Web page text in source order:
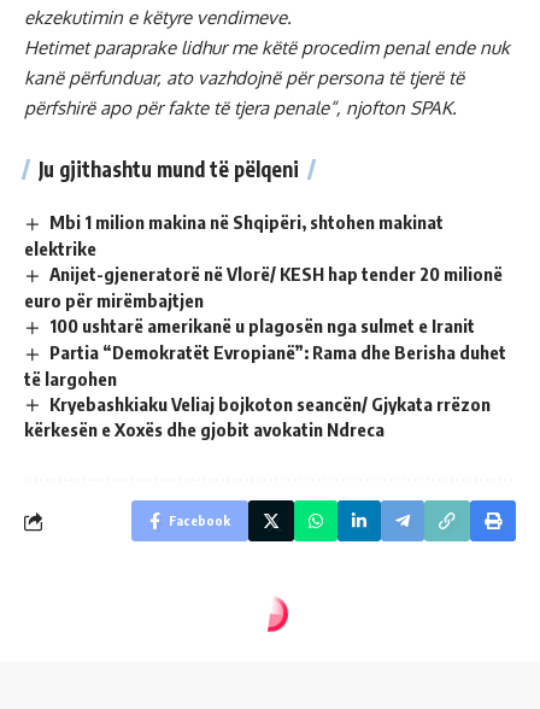
ekzekutimin e këtyre vendimeve.
Hetimet paraprake lidhur me këtë procedim penal ende nuk
kanë përfunduar, ato vazhdojnë për persona të tjerë të
përfshirë apo për fakte të tjera penale“, njofton SPAK.
Ju gjithashtu mund të pëlqeni
Mbi 1 milion makina në Shqipëri, shtohen makinat
elektrike
Anijet-gjeneratorë në Vlorë/ KESH hap tender 20 milionë
euro për mirëmbajtjen
100 ushtarë amerikanë u plagosën nga sulmet e Iranit
Partia “Demokratët Evropianë”: Rama dhe Berisha duhet
të largohen
Kryebashkiaku Veliaj bojkoton seancën/ Gjykata rrëzon
kërkesën e Xoxës dhe gjobit avokatin Ndreca
Facebook